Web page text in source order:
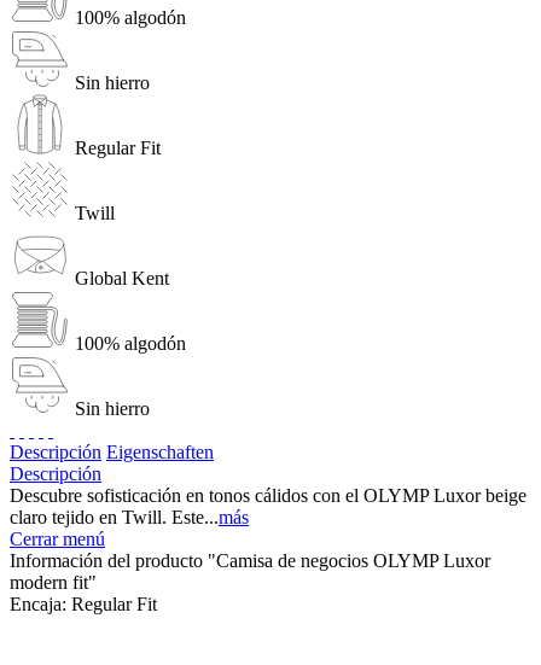
100% algodón
Sin hierro
Regular Fit
Twill
Global Kent
100% algodón
Sin hierro
Descripción Eigenschaften
Descripción
Descubre sofisticación en tonos cálidos con el OLYMP Luxor beige
claro tejido en Twill. Este...más
Cerrar menú
Información del producto "Camisa de negocios OLYMP Luxor
modern fit"
Encaja: Regular Fit